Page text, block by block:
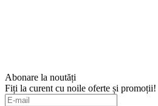
Abonare la noutăți
Fiți la curent cu noile oferte și promoții!